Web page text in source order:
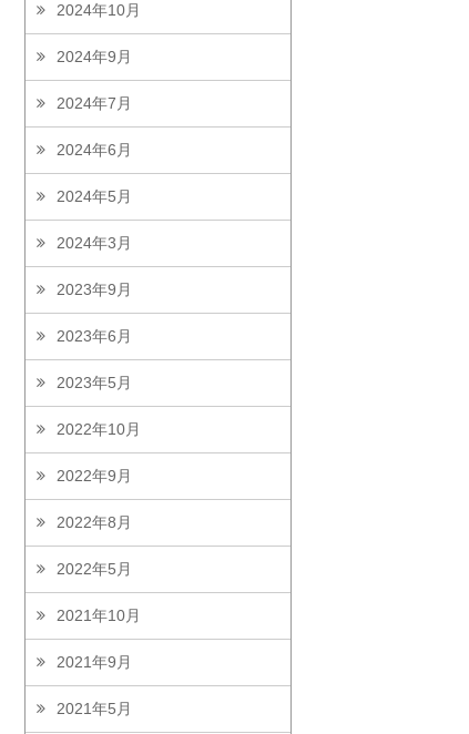
2024年10月
2024年9月
2024年7月
2024年6月
2024年5月
2024年3月
2023年9月
2023年6月
2023年5月
2022年10月
2022年9月
2022年8月
2022年5月
2021年10月
2021年9月
2021年5月